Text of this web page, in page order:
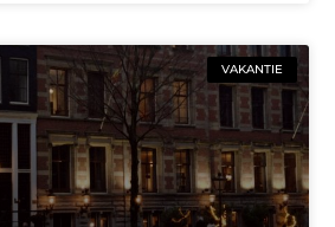
VAKANTIE